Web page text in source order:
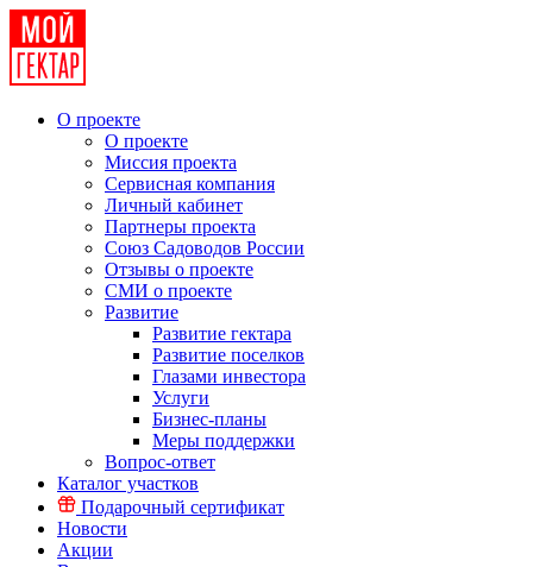
О проекте
О проекте
Миссия проекта
Сервисная компания
Личный кабинет
Партнеры проекта
Союз Садоводов России
Отзывы о проекте
СМИ о проекте
Развитие
Развитие гектара
Развитие поселков
Глазами инвестора
Услуги
Бизнес-планы
Меры поддержки
Вопрос-ответ
Каталог участков
Подарочный сертификат
Новости
Акции